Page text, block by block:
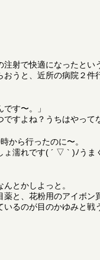
注射で快適になったとい
おうと、近所の病院２件
です〜。」
ですよね？うちはやって
から行ったのに〜。
ょ濡れです( ´ ▽ ` )ﾉうま
とかしよっと。
薬と、花粉用のアイボン
いるのが目のかゆみと戦